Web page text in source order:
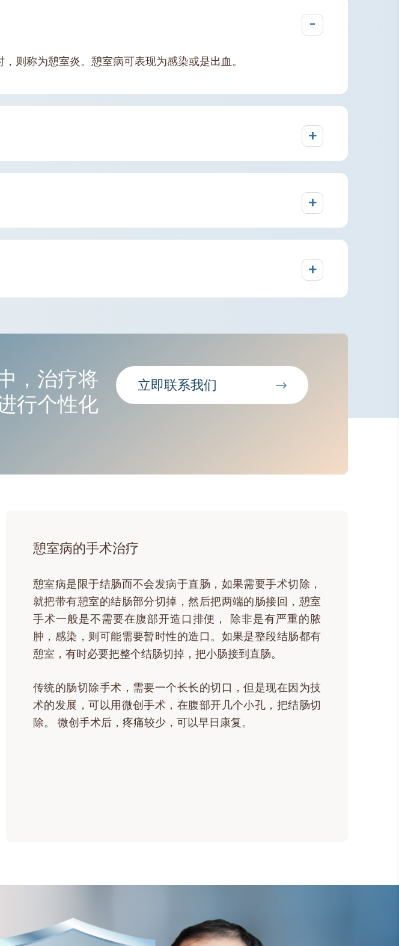
-
则称为憩室炎。憩室病可表现为感染或是出血。
+
+
+
，治疗将
行个性化
立即联系我们
憩室病的手术治疗
憩室病是限于结肠而不会发病于直肠，如果需要手术切除，
就把带有憩室的结肠部分切掉，然后把两端的肠接回，憩室
手术一般是不需要在腹部开造口排便， 除非是有严重的脓
肿，感染，则可能需要暂时性的造口。如果是整段结肠都有
憩室，有时必要把整个结肠切掉，把小肠接到直肠。
传统的肠切除手术，需要一个长长的切口，但是现在因为技
术的发展，可以用微创手术，在腹部开几个小孔，把结肠切
除。 微创手术后，疼痛较少，可以早日康复。